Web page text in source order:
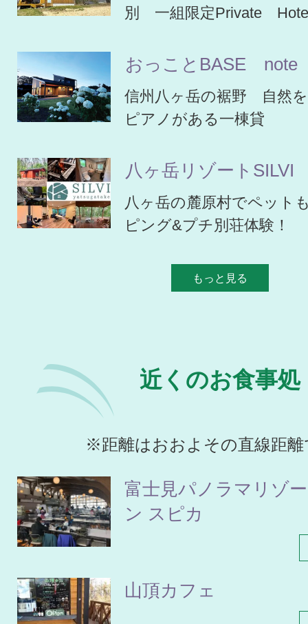
別 一組限定Private
おっことBASE note
信州八ヶ岳の裾野 自然
ピアノがある一棟貸
八ヶ岳リゾートSILVI
八ヶ岳の麓原村でペット
ピング&プチ別荘体験！
もっと見る
近くのお食事処
※距離はおおよその直線距離
富士見パノラマリゾ
ン スピカ
山頂カフェ